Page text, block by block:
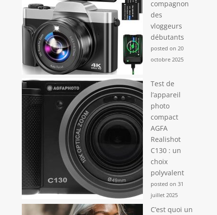
compagnon
des
vloggeurs
débutants
posted on 20
octobre 2025
Test de
l’appareil
photo
compact
AGFA
Realishot
C130 : un
choix
polyvalent
posted on 31
juillet 2025
C’est quoi un